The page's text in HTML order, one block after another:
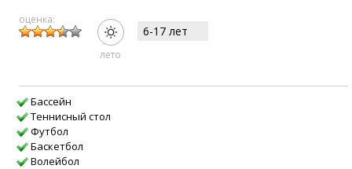
оценка:
лето
6-17 лет
Бассейн
Теннисный стол
Футбол
Баскетбол
Волейбол